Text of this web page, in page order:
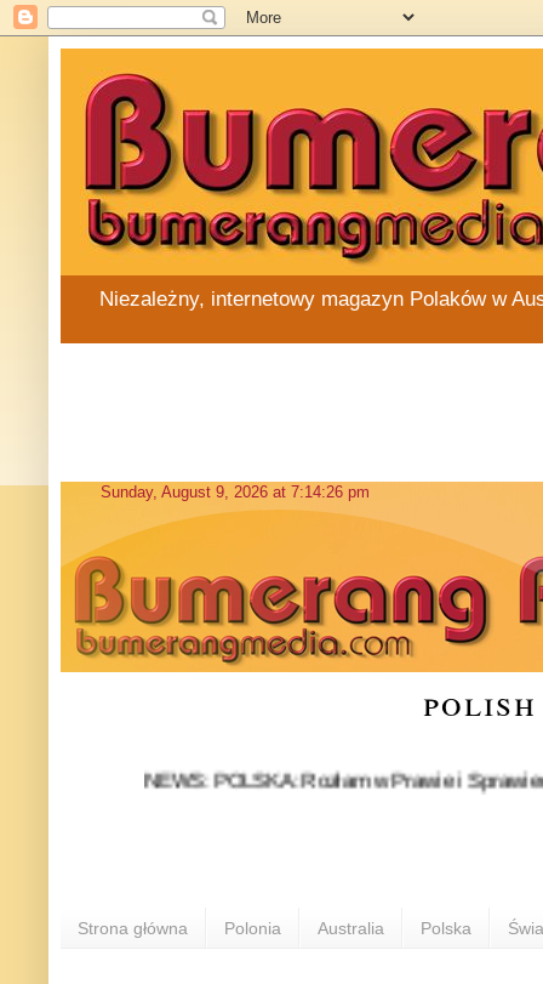
Niezależny, internetowy magazyn Polaków w
NEWS: POLSKA: Rozłam w Prawie i
Strona główna Polonia Australia Polska